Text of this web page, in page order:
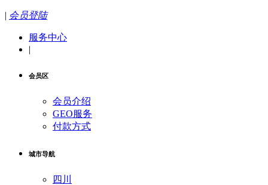
| 会员登陆
服务中心
|
会员区
会员介绍
GEO服务
付款方式
城市导航
四川